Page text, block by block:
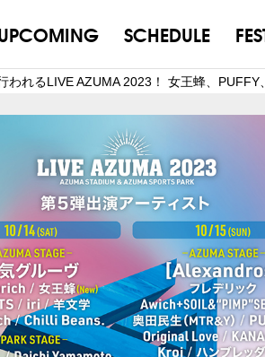
SCHEDULE
われるLIVE AZUMA 2023！ 女王蜂、